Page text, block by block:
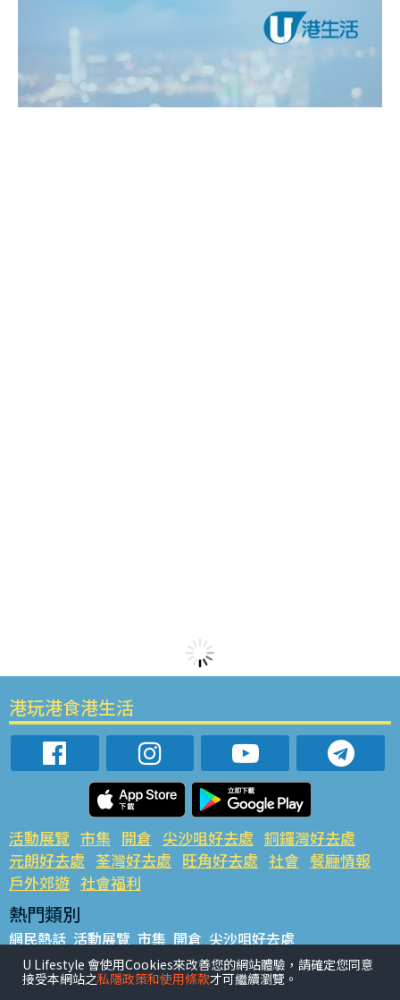
港玩港食港生活
活動展覽 市集 開倉 尖沙咀好去處 銅鑼灣好去處
元朗好去處 荃灣好去處 旺角好去處 社會 餐廳情報
戶外郊遊 社會福利
熱門類別
網民熱話 活動展覽 市集 開倉 尖沙咀好去處
銅鑼灣好去處 元朗好去處 荃灣好去處 旺角好去處 社會
餐廳情報 戶外郊遊
U Lifestyle 會使用Cookies來改善您的網站體驗，請確定您同意
接受本網站之私隱政策和使用條款才可繼續瀏覽。